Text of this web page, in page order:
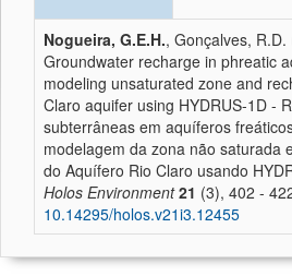
Nogueira, G.E.H., Gonçalves, R.D.
Groundwater recharge in phreatic
modeling unsaturated zone and
Claro aquifer using HYDRUS-1D -
subterrâneas em aquíferos
modelagem da zona não saturada
do Aquífero Rio Claro usando
Holos Environment 21 (3), 402 -
10.14295/holos.v21i3.12455